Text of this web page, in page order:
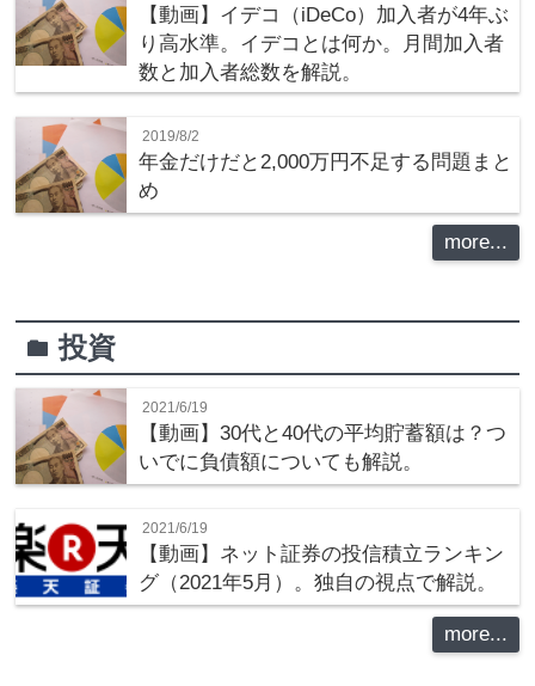
【動画】イデコ（iDeCo）加入者が4年ぶ
り高水準。イデコとは何か。月間加入者
数と加入者総数を解説。
2019/8/2
年金だけだと2,000万円不足する問題まと
め
more...
folder投資
2021/6/19
【動画】30代と40代の平均貯蓄額は？つ
いでに負債額についても解説。
2021/6/19
【動画】ネット証券の投信積立ランキン
グ（2021年5月）。独自の視点で解説。
more...